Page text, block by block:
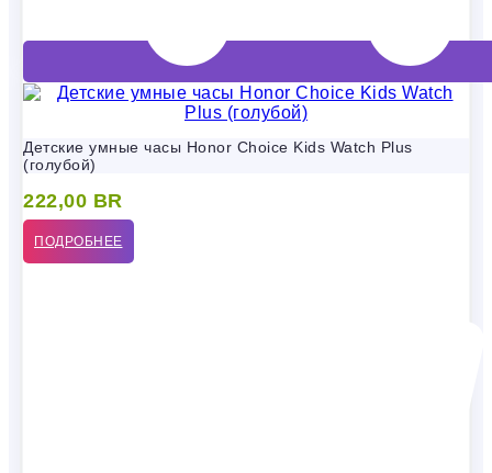
Детские умные часы Honor Choice Kids Watch Plus
(голубой)
222,00 BR
ПОДРОБНЕЕ